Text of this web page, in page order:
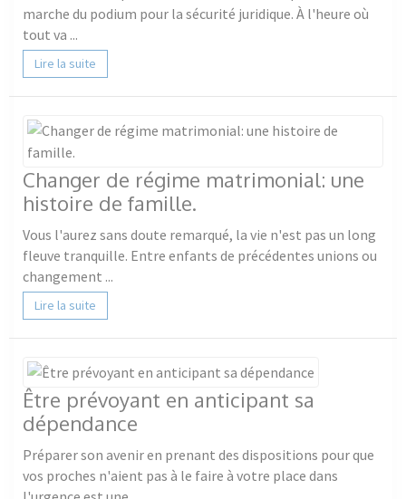
marche du podium pour la sécurité juridique. À l'heure où
tout va ...
Lire la suite
Changer de régime matrimonial: une
histoire de famille.
Vous l'aurez sans doute remarqué, la vie n'est pas un long
fleuve tranquille. Entre enfants de précédentes unions ou
changement ...
Lire la suite
Être prévoyant en anticipant sa
dépendance
Préparer son avenir en prenant des dispositions pour que
vos proches n'aient pas à le faire à votre place dans